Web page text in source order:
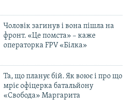
Чоловік загинув і вона пішла на
фронт. «Це помста» – каже
операторка FPV «Білка»
Та, що планує бій. Як воює і про що
мріє офіцерка батальйону
«Свобода» Маргарита